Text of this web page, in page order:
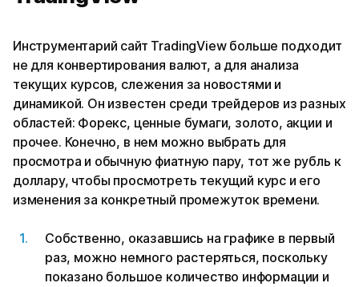
Инструментарий сайт TradingView больше подходит
не для конвертирования валют, а для анализа
текущих курсов, слежения за новостями и
динамикой. Он известен среди трейдеров из разных
областей: Форекс, ценные бумаги, золото, акции и
прочее. Конечно, в нем можно выбрать для
просмотра и обычную фиатную пару, тот же рубль к
доллару, чтобы просмотреть текущий курс и его
изменения за конкретный промежуток времени.
Собственно, оказавшись на графике в первый
раз, можно немного растеряться, поскольку
показано большое количество информации и